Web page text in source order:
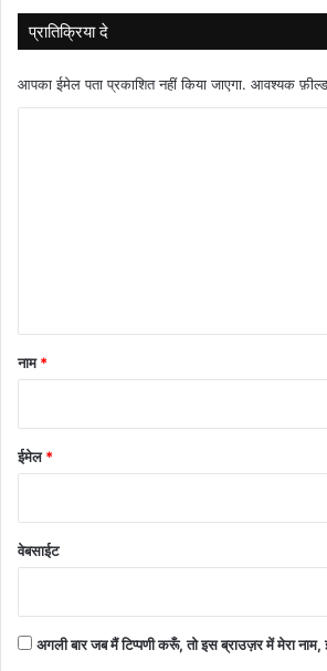
प्रातिक्रिया दे
आपका ईमेल पता प्रकाशित नहीं किया जाएगा. आवश्यक फ़ील्ड
नाम*
ईमेल*
वेबसाईट
अगली बार जब मैं टिप्पणी करूँ, तो इस ब्राउज़र में मेरा